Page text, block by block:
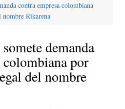
contra empresa colombiana
nombre Rikarena
demanda
colombiana por
del nombre